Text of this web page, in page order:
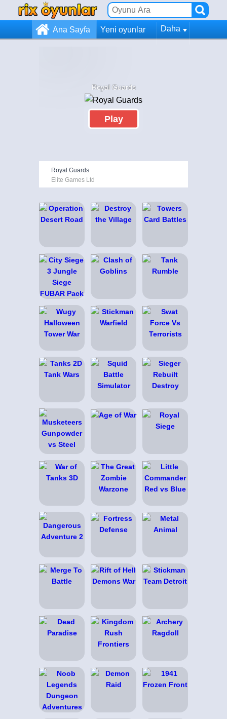
Ana Sayfa Yeni oyunlar Daha
Royal Guards
Play
Royal Guards
Elite Games Ltd